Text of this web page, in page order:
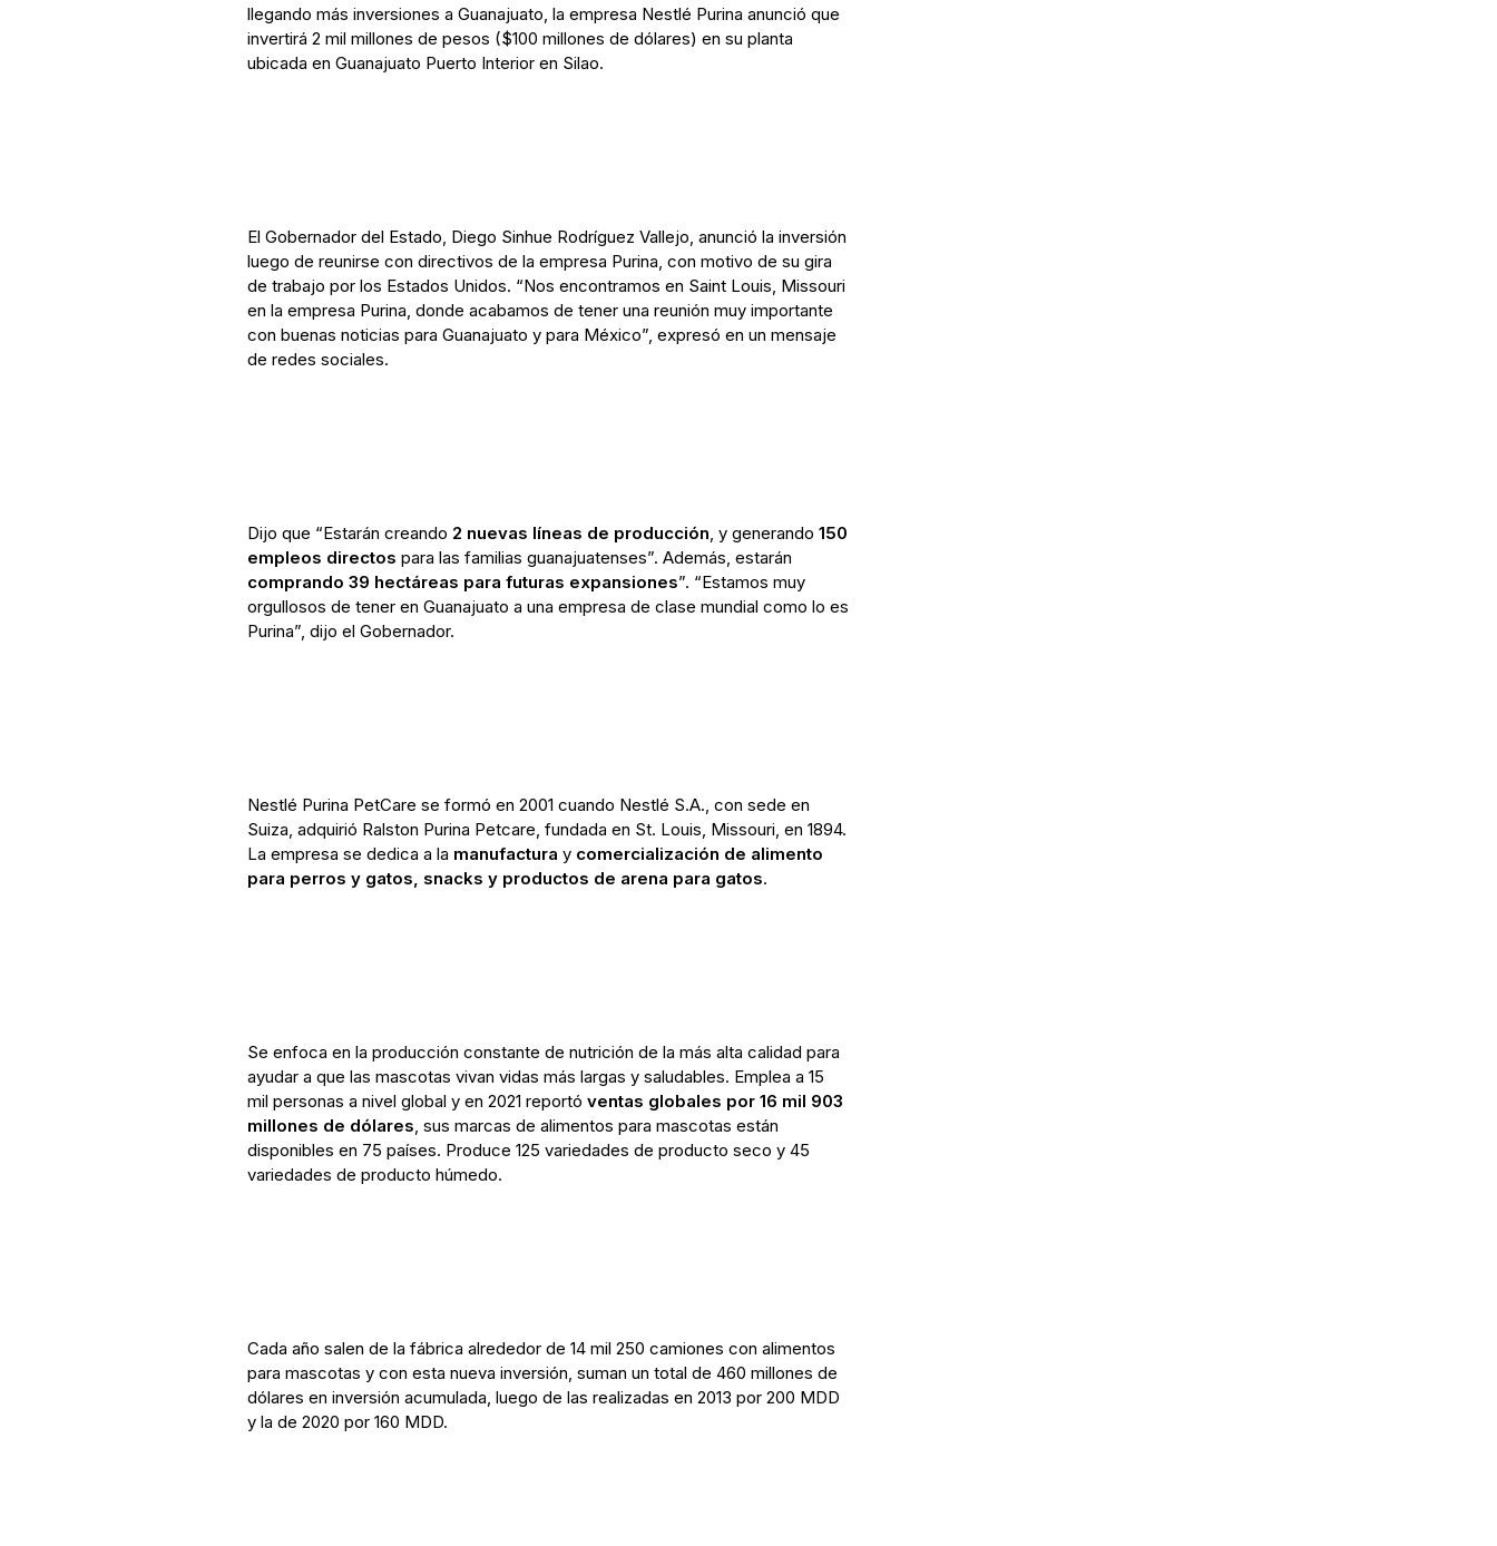
llegando más inversiones a Guanajuato, la empresa Nestlé Purina anunció que
invertirá 2 mil millones de pesos ($100 millones de dólares) en su planta
ubicada en Guanajuato Puerto Interior en Silao.
El Gobernador del Estado, Diego Sinhue Rodríguez Vallejo, anunció la inversión
luego de reunirse con directivos de la empresa Purina, con motivo de su gira
de trabajo por los Estados Unidos. “Nos encontramos en Saint Louis, Missouri
en la empresa Purina, donde acabamos de tener una reunión muy importante
con buenas noticias para Guanajuato y para México”, expresó en un mensaje
de redes sociales.
Dijo que “Estarán creando 2 nuevas líneas de producción, y generando 150
empleos directos para las familias guanajuatenses”. Además, estarán
comprando 39 hectáreas para futuras expansiones”. “Estamos muy
orgullosos de tener en Guanajuato a una empresa de clase mundial como lo es
Purina”, dijo el Gobernador.
Nestlé Purina PetCare se formó en 2001 cuando Nestlé S.A., con sede en
Suiza, adquirió Ralston Purina Petcare, fundada en St. Louis, Missouri, en 1894.
La empresa se dedica a la manufactura y comercialización de alimento
para perros y gatos, snacks y productos de arena para gatos.
Se enfoca en la producción constante de nutrición de la más alta calidad para
ayudar a que las mascotas vivan vidas más largas y saludables. Emplea a 15
mil personas a nivel global y en 2021 reportó ventas globales por 16 mil 903
millones de dólares, sus marcas de alimentos para mascotas están
disponibles en 75 países. Produce 125 variedades de producto seco y 45
variedades de producto húmedo.
Cada año salen de la fábrica alrededor de 14 mil 250 camiones con alimentos
para mascotas y con esta nueva inversión, suman un total de 460 millones de
dólares en inversión acumulada, luego de las realizadas en 2013 por 200 MDD
y la de 2020 por 160 MDD.